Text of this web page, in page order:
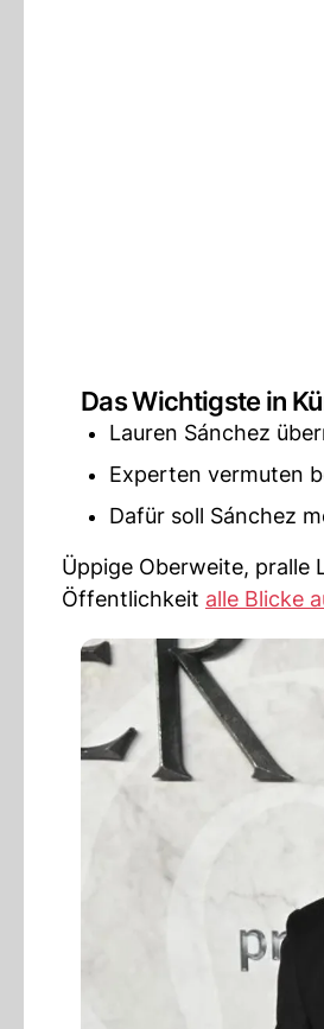
Das Wichtigste in
Lauren Sánchez
Experten vermuten
Dafür soll Sánchez
Üppige Oberweite, pralle
Öffentlichkeit alle Blicke